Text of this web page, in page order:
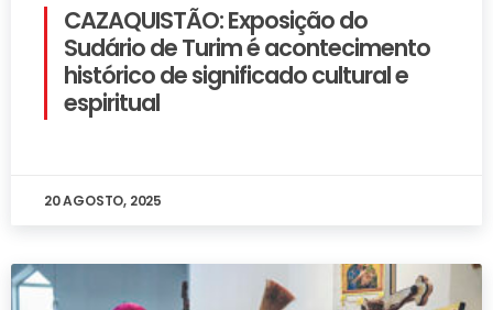
CAZAQUISTÃO: Exposição do
Sudário de Turim é acontecimento
histórico de significado cultural e
espiritual
20 AGOSTO, 2025